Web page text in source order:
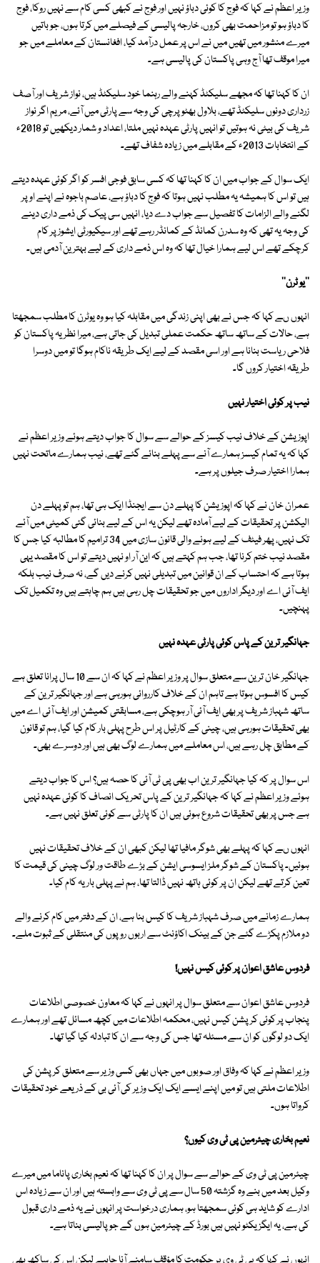
وزیر اعظم نے کہا کہ فوج کا کوئی دباؤ نہیں اور فوج نے کبھی کسی کام سے نہیں روکا، فوج
کا دباؤ ہو تو مزاحمت بھی کروں، خارجہ پالیسی کے فیصلے میں کرتا ہوں، جو باتیں
میرے منشور میں تھیں میں نے اس پر عمل درآمد کیا، افغانستان کے معاملے میں جو
میرا موقف تھا آج وہی پاکستان کی پالیسی ہے۔
ان کا کہنا تھا کہ مجھے سلیکٹڈ کہنے والے رہنما خود سلیکٹڈ ہیں، نواز شریف اور آصف
زرداری دونوں سلیکٹڈ تھے، بلاول بھٹو پرچی کی وجہ سے پارٹی میں آئے، مریم اگر نواز
شریف کی بیٹی نہ ہوتیں تو انہیں پارٹی عہدہ نہیں ملتا، اعداد و شمار دیکھیں تو 2018ء
کے انتخابات 2013ء کے مقابلے میں زیادہ شفاف تھے۔
ایک سوال کے جواب میں ان کا کہنا تھا کہ کسی سابق فوجی افسر کو اگر کوئی عہدہ دیتے
ہیں تو اس کا ہمیشہ یہ مطلب نہیں ہوتا کہ فوج کا دباؤ ہے، عاصم باجوہ نے اپنے اوپر
لگنے والے الزامات کا تفصیل سے جواب دے دیا، انہیں سی پیک کی ذمے داری دینے
کی وجہ یہ تھی کہ وہ سدرن کمانڈ کے کمانڈر رہے تھے اور سیکیورٹی ایشوز پر کام
کرچکے تھے اس لیے ہمارا خیال تھا کہ وہ اس ذمے داری کے لیے بہترین آدمی ہیں۔
''یو ٹرن''
انہوں ںے کہا کہ جس نے بھی اپنی زندگی میں مقابلہ کیا ہو وہ یوٹرن کا مطلب سمجھتا
ہے، حالات کے ساتھ ساتھ حکمت عملی تبدیل کی جاتی ہے، میرا نظریہ پاکستان کو
فلاحی ریاست بنانا ہے اور اسی مقصد کے لیے ایک طریقہ ناکام ہوگا تو میں دوسرا
طریقہ اختیار کروں گا۔
نیب پر کوئی اختیار نہیں
اپوزیشن کے خلاف نیب کیسز کے حوالے سے سوال کا جواب دیتے ہوئے وزیر اعظم نے
کہا کہ یہ تمام کیسز ہمارے آنے سے پہلے بنائے گئے تھے، نیب ہمارے ماتحت نہیں
ہمارا اختیار صرف جیلوں پر ہے۔
عمران خان نے کہا کہ اپوزیشن کا پہلے دن سے ایجنڈا ایک ہی تھا، ہم تو پہلے دن
الیکشن پر تحقیقات کے لیے آمادہ تھے لیکن یہ اس کے لیے بنائی گئی کمیٹی میں آئے
تک نہیں، پھر فیٹف کے لیے ہونے والی قانون سازی میں 34 ترامیم کا مطالبہ کیا جس کا
مقصد نیب ختم کرنا تھا، جب ہم کہتے ہیں کہ این آر او نہیں دیتے تو اس کا مقصد یہی
ہوتا ہے کہ احتساب کے ان قوانین میں تبدیلی نہیں کرنے دیں گے، نہ صرف نیب بلکہ
ایف آئی اے اور دیگر اداروں میں جو تحقیقات چل رہی ہیں ہم چاہتے ہیں وہ تکمیل تک
پہنچیں۔
جہانگیر ترین کے پاس کوئی پارٹی عہدہ نہیں
جہانگیر خان ترین سے متعلق سوال پر وزیر اعظم نے کہا کہ ان سے 10 سال پرانا تعلق ہے
کیس کا افسوس ہوتا ہے تاہم ان کے خلاف کارروائی ہورہی ہے اور جہانگیر ترین کے
ساتھ شہباز شریف پر بھی ایف آئی آر ہوچکی ہے، مسابقتی کمیشن اور ایف آئی اے میں
بھی تحقیقات ہورہی ہیں، چینی کے کارٹیل پر اس طرح پہلی بار کام کیا گیا، ہم تو قانون
کے مطابق چل رہے ہیں، اس معاملے میں ہمارے لوگ بھی ہیں اور دوسرے بھی۔
اس سوال پر کہ کیا جہانگیر ترین اب بھی پی ٹی آئی کا حصہ ہیں؟ اس کا جواب دیتے
ہوئے وزیر اعظم نے کہا کہ جہانگیر ترین کے پاس تحریک انصاف کا کوئی عہدہ نہیں
ہے جس پر بھی تحقیقات شروع ہوئی ہیں ان کا پارٹی سے کوئی تعلق نہیں ہے۔
انہوں ںے کہا کہ پہلے بھی شوگر مافیا تھا لیکن کبھی ان کے خلاف تحقیقات نہیں
ہوئیں۔ پاکستان کے شوگر ملز ایسوسی ایشن کے بڑے طاقت ور لوگ چینی کی قیمت کا
تعین کرتے تھے لیکن ان پر کوئی ہاتھ نہیں ڈالتا تھا، ہم نے پہلی بار یہ کام کیا۔
ہمارے زمانے میں صرف شہباز شریف کا کیس بنا ہے، ان کے دفتر میں کام کرنے والے
دو ملازم پکڑے گئے جن کے بینک اکاؤنٹ سے اربوں روپوں کی منتقلی کے ثبوت ملے۔
فردوس عاشق اعوان پر کوئی کیس نہیں!
فردوس عاشق اعوان سے متعلق سوال پر انہوں نے کہا کہ معاون خصوصی اطلاعات
پنجاب پر کوئی کرپشن کیس نہیں، محکمہ اطلاعات میں کچھ مسائل تھے اور ہمارے
ایک دو لوگوں کو ان سے مسئلہ تھا جس کی وجہ سے ان کا تبادلہ کیا گیا تھا۔
وزیر اعظم نے کہا کہ وفاق اور صوبوں میں جہاں بھی کسی وزیر سے متعلق کرپشن کی
اطلاعات ملتی ہیں تو میں اپنے ایسے ایک ایک وزیر کی آئی بی کے ذریعے خود تحقیقات
کرواتا ہوں۔
نعیم بخاری چیئرمین پی ٹی وی کیوں؟
چیئرمین پی ٹی وی کے حوالے سے سوال پر ان کا کہنا تھا کہ نعیم بخاری پاناما میں میرے
وکیل بعد میں بنے وہ گزشتہ 50 سال سے پی ٹی وی سے وابستہ ہیں اور ان سے زیادہ اس
ادارے کو شاید ہی کوئی سمجھتا ہو، ہماری درخواست پر انہوں نے یہ ذمے داری قبول
کی ہے، یہ ایگزیکٹو نہیں ہیں بورڈ کے چیئرمین ہوں گے جو پالیسی بناتا ہے۔